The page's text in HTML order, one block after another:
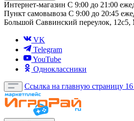
Интернет-магазин С 9:00 до 21:00
Пункт самовывоза С 9:00 до 20:45
Большой Саввинский переулок, 12с5,
VK
Telegram
YouTube
Одноклассники
Ссылка на главную страницу